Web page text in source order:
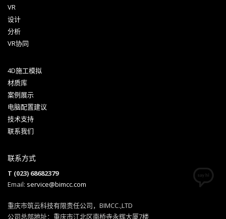
VR
设计
分析
VR协同
4D施工模拟
材质库
案例展示
电脑配置建议
技术支持
联系我们
联系方式
T (023) 68682379
Email: service@bimcc.com
重庆市筑云科技有限责任公司，BIMCC.,LTD
公司总部地址：重庆市江北区南桥寺永辉大厦7楼